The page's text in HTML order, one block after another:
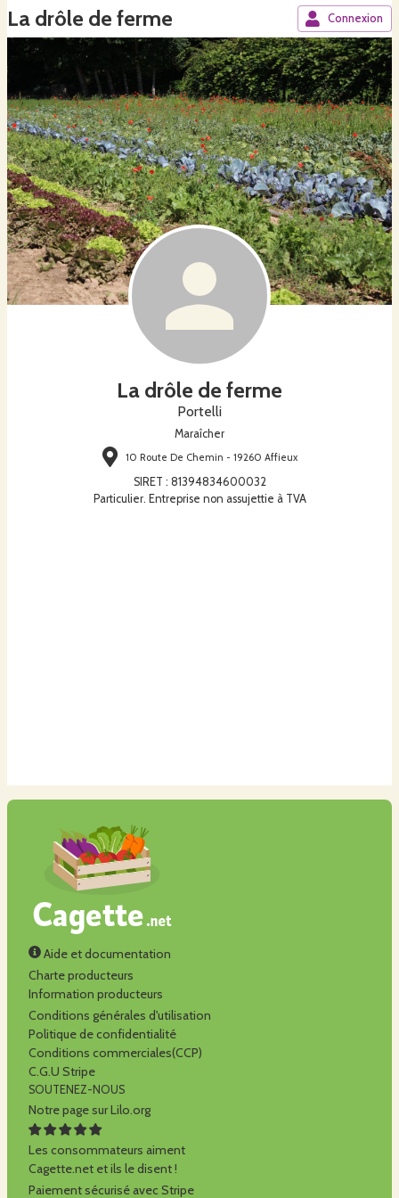
La drôle de ferme Connexion
La drôle de ferme
Portelli
Maraîcher
10 Route De Chemin - 19260 Affieux
SIRET : 81394834600032
Particulier. Entreprise non assujettie à TVA
Aide et documentation
Charte producteurs
Information producteurs
Conditions générales d'utilisation
Politique de confidentialité
Conditions commerciales(CCP)
C.G.U Stripe
SOUTENEZ-NOUS
Notre page sur Lilo.org
Les consommateurs aiment
Cagette.net et ils le disent !
Paiement sécurisé avec Stripe